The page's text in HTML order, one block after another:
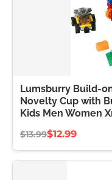
Lumsburry Build-
Novelty Cup with
Kids Men Women
$13.99$12.99